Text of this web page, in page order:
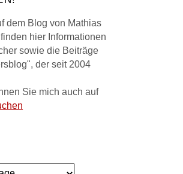
dem Blog von Mathias
hier Informationen
sowie die Beiträge
der seit 2004
Sie mich auch auf